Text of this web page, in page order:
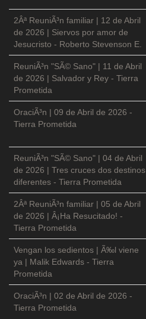
2Âª ReuniÃ³n familiar | 12 de Abril
de 2026 | Siervos por amor de
Jesucristo - Roberto Stevenson E.
ReuniÃ³n "SÃ© Sano" | 11 de Abril
de 2026 | Salvador y Rey - Tierra
Prometida
OraciÃ³n | 09 de Abril de 2026 -
Tierra Prometida
ReuniÃ³n "SÃ© Sano" | 04 de Abril
de 2026 | Tres cruces dos destinos
diferentes - Tierra Prometida
2Âª ReuniÃ³n familiar | 05 de Abril
de 2026 | Â¡Ha Resucitado! -
Tierra Prometida
Vengan los sedientos | Ã‰l viene
ya | Malik Edwards - Tierra
Prometida
OraciÃ³n | 02 de Abril de 2026 -
Tierra Prometida